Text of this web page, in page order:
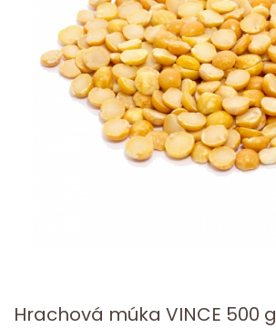
Hrachová múka VINCE 500 g